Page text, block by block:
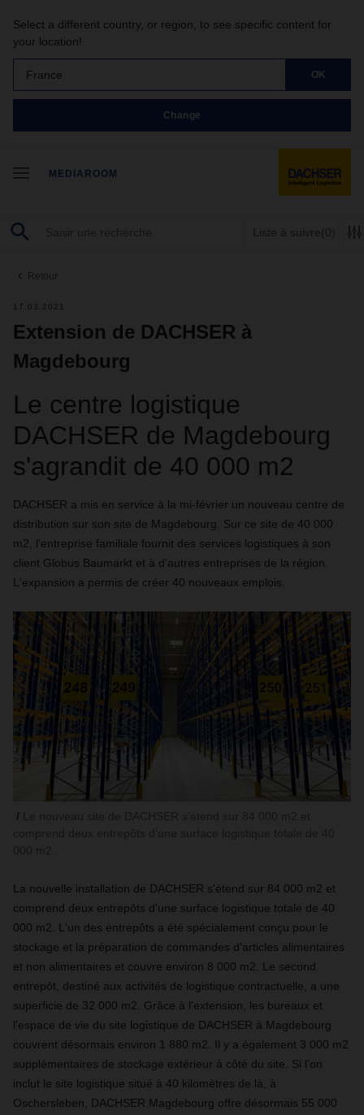
Select a different country, or region, to see specific content for
your location!
France OK
Change
MEDIAROOM
Liste à suivre(0)
Retour
17.03.2021
Extension de DACHSER à
Magdebourg
Le centre logistique
DACHSER de Magdebourg
s'agrandit de 40 000 m2
DACHSER a mis en service à la mi-février un nouveau centre de
distribution sur son site de Magdebourg. Sur ce site de 40 000
m2, l'entreprise familiale fournit des services logistiques à son
client Globus Baumarkt et à d'autres entreprises de la région.
L'expansion a permis de créer 40 nouveaux emplois.
La nouvelle installation de DACHSER s'étend sur 84 000 m2 et
comprend deux entrepôts d'une surface logistique totale de 40
000 m2. L'un des entrepôts a été spécialement conçu pour le
stockage et la préparation de commandes d'articles alimentaires
et non alimentaires et couvre environ 8 000 m2. Le second
entrepôt, destiné aux activités de logistique contractuelle, a une
superficie de 32 000 m2. Grâce à l'extension, les bureaux et
l'espace de vie du site logistique de DACHSER à Magdebourg
couvrent désormais environ 1 880 m2. Il y a également 3 000 m2
supplémentaires de stockage extérieur à côté du site. Si l'on
inclut le site logistique situé à 40 kilomètres de là, à
Oschersleben, DACHSER Magdebourg offre désormais 55 000